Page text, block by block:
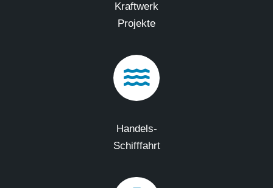
Kraftwerk
Projekte
Handels-
Schifffahrt